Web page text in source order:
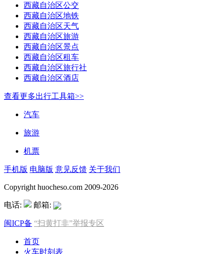
西藏自治区公交
西藏自治区地铁
西藏自治区天气
西藏自治区旅游
西藏自治区景点
西藏自治区租车
西藏自治区旅行社
西藏自治区酒店
查看更多出行工具箱>>
汽车
旅游
机票
手机版 电脑版 意见反馈 关于我们
Copyright huocheso.com 2009-2026
电话: 邮箱:
闽ICP备 “扫黄打非”举报专区
首页
火车时刻表